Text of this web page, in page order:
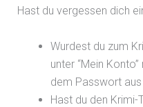
Hast du vergessen dich
Wurdest du zum
unter “Mein
dem Passwort aus
Hast du den Krimi-